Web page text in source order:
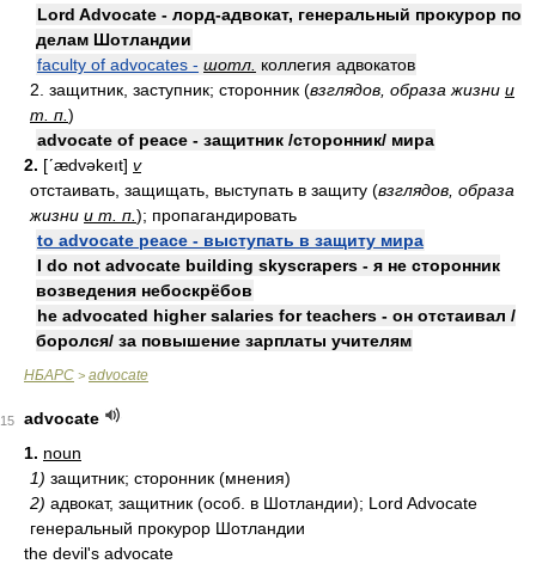
Lord Advocate - лорд-адвокат, генеральный прокурор по
делам Шотландии
faculty of advocates - шотл. коллегия адвокатов
2. защитник, заступник; сторонник (взглядов, образа жизни и
т. п. )
advocate of peace - защитник /сторонник/ мира
2. [ʹædvəkeıt] v
отстаивать, защищать, выступать в защиту (взглядов, образа
жизни и т. п. ); пропагандировать
to advocate peace - выступать в защиту мира
I do not advocate building skyscrapers - я не сторонник
возведения небоскрёбов
he advocated higher salaries for teachers - он отстаивал /
боролся/ за повышение зарплаты учителям
НБАРС > advocate
15
advocate
1. noun
1) защитник; сторонник (мнения)
2) адвокат, защитник (особ. в Шотландии); Lord Advocate
генеральный прокурор Шотландии
the devil's advocate